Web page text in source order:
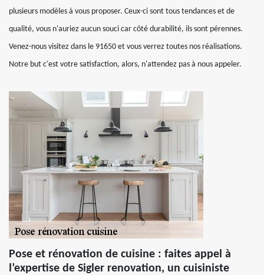
plusieurs modèles à vous proposer. Ceux-ci sont tous tendances et de
qualité, vous n'auriez aucun souci car côté durabilité, ils sont pérennes.
Venez-nous visitez dans le 91650 et vous verrez toutes nos réalisations.
Notre but c'est votre satisfaction, alors, n'attendez pas à nous appeler.
Pose et rénovation de cuisine : faites appel à
l’expertise de Sigler renovation, un cuisiniste